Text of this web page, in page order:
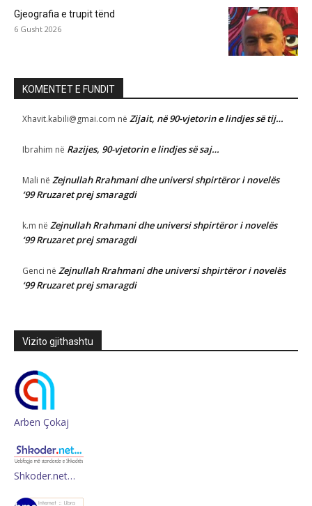
Gjeografia e trupit tënd
6 Gusht 2026
KOMENTET E FUNDIT
Xhavit.kabili@gmai.com në Zijait, në 90-vjetorin e lindjes së tij…
Ibrahim në Razijes, 90-vjetorin e lindjes së saj…
Mali në Zejnullah Rrahmani dhe universi shpirtëror i novelës
‘99 Rruzaret prej smaragdi
k.m në Zejnullah Rrahmani dhe universi shpirtëror i novelës
‘99 Rruzaret prej smaragdi
Genci në Zejnullah Rrahmani dhe universi shpirtëror i novelës
‘99 Rruzaret prej smaragdi
Vizito gjithashtu
Arben Çokaj
Shkoder.net…